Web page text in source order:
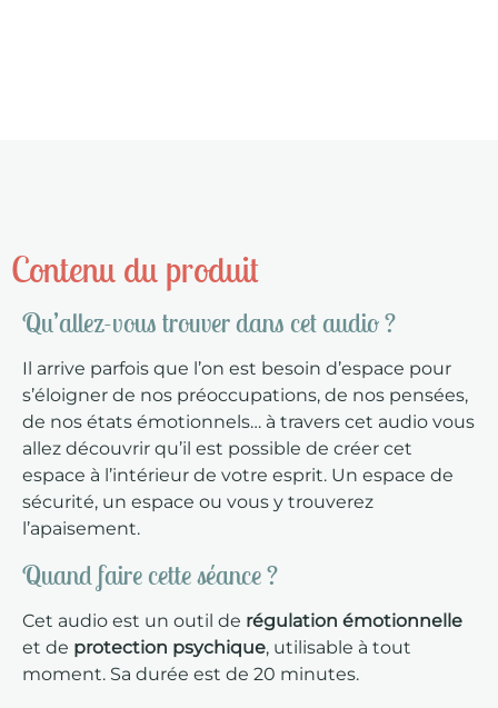
Contenu du produit
Qu’allez-vous trouver dans cet audio ?
Il arrive parfois que l’on est besoin d’espace pour
s’éloigner de nos préoccupations, de nos pensées,
de nos états émotionnels… à travers cet audio vous
allez découvrir qu’il est possible de créer cet
espace à l’intérieur de votre esprit. Un espace de
sécurité, un espace ou vous y trouverez
l’apaisement.
Quand faire cette séance ?
Cet audio est un outil de régulation émotionnelle
et de protection psychique, utilisable à tout
moment. Sa durée est de 20 minutes.